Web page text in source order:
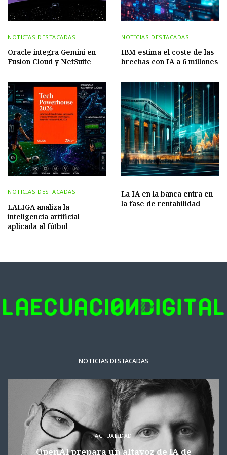
NOTICIAS DESTACADAS
Oracle integra Gemini en
Fusion Cloud y NetSuite
NOTICIAS DESTACADAS
IBM estima el coste de las
brechas con IA a 6 millones
NOTICIAS DESTACADAS
LALIGA analiza la
inteligencia artificial
aplicada al fútbol
La IA en la banca entra en
la fase de rentabilidad
NOTICIAS DESTACADAS
ACTUALIDAD
OpenAI prepara un altavoz de IA de